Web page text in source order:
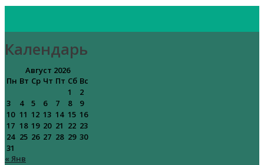
Календарь
Август 2026
Пн Вт Ср Чт Пт Сб Вс
1
2
3
4 5 6 7 8
9
10 11 12 13 14 15 16
17 18 19 20 21 22 23
24 25 26 27 28 29 30
31
« Янв